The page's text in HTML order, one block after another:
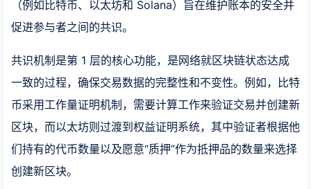
（例如比特币、以太坊和 Solana）旨在维护账本的安全并
促进参与者之间的共识。
共识机制是第 1 层的核心功能，是网络就区块链状态达成
一致的过程，确保交易数据的完整性和不变性。例如，比特
币采用工作量证明机制，需要计算工作来验证交易并创建新
区块，而以太坊则过渡到权益证明系统，其中验证者根据他
们持有的代币数量以及愿意“质押”作为抵押品的数量来选择
创建新区块。